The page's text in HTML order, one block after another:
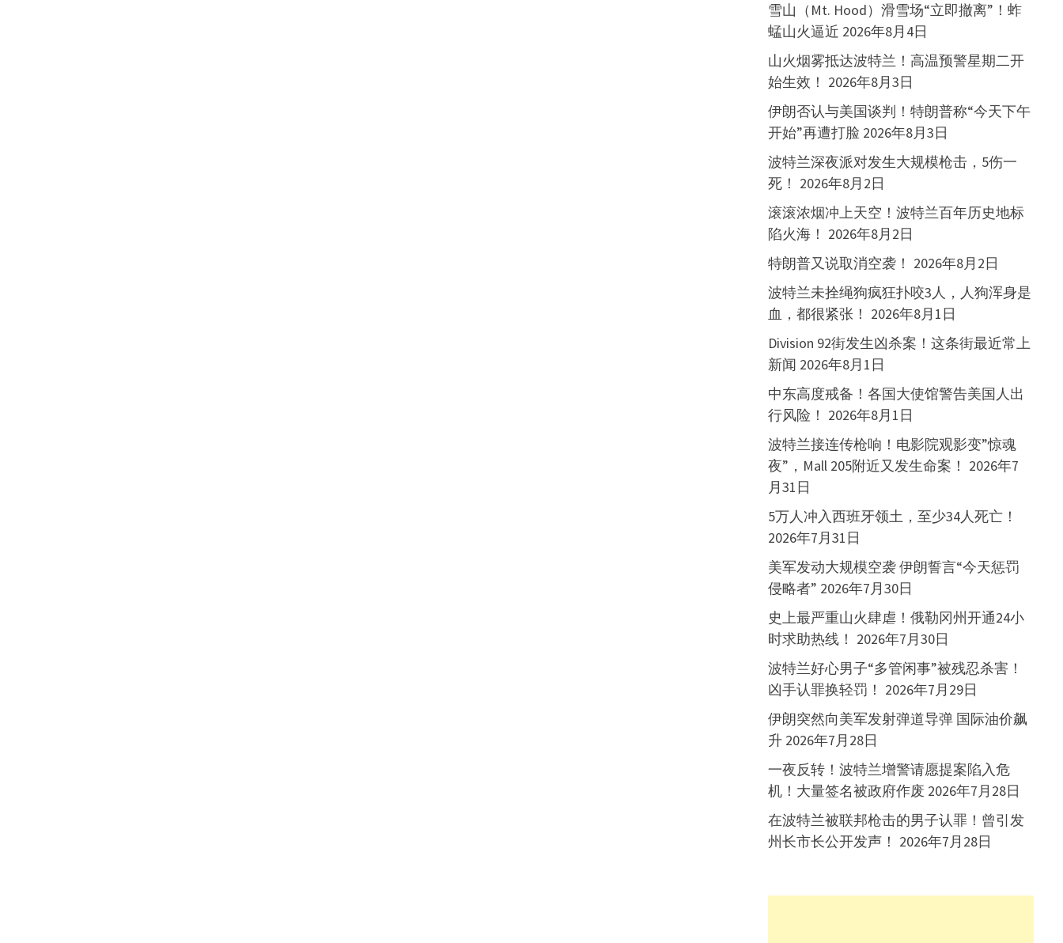
雪山（Mt. Hood）滑雪场“立即撤离”！蚱
蜢山火逼近 2026年8月4日
山火烟雾抵达波特兰！高温预警星期二开
始生效！ 2026年8月3日
伊朗否认与美国谈判！特朗普称“今天下午
开始”再遭打脸 2026年8月3日
波特兰深夜派对发生大规模枪击，5伤一
死！ 2026年8月2日
滚滚浓烟冲上天空！波特兰百年历史地标
陷火海！ 2026年8月2日
特朗普又说取消空袭！ 2026年8月2日
波特兰未拴绳狗疯狂扑咬3人，人狗浑身是
血，都很紧张！ 2026年8月1日
Division 92街发生凶杀案！这条街最近常上
新闻 2026年8月1日
中东高度戒备！各国大使馆警告美国人出
行风险！ 2026年8月1日
波特兰接连传枪响！电影院观影变”惊魂
夜”，Mall 205附近又发生命案！ 2026年7
月31日
5万人冲入西班牙领土，至少34人死亡！
2026年7月31日
美军发动大规模空袭 伊朗誓言“今天惩罚
侵略者” 2026年7月30日
史上最严重山火肆虐！俄勒冈州开通24小
时求助热线！ 2026年7月30日
波特兰好心男子“多管闲事”被残忍杀害！
凶手认罪换轻罚！ 2026年7月29日
伊朗突然向美军发射弹道导弹 国际油价飙
升 2026年7月28日
一夜反转！波特兰增警请愿提案陷入危
机！大量签名被政府作废 2026年7月28日
在波特兰被联邦枪击的男子认罪！曾引发
州长市长公开发声！ 2026年7月28日